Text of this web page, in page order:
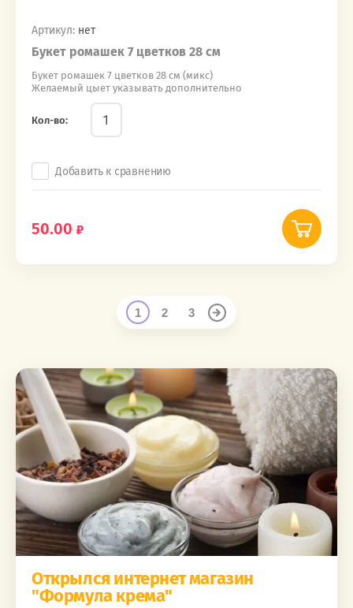
Артикул: нет
Букет ромашек 7 цветков 28 см
Букет ромашек 7 цветков 28 см (микс)
Желаемый цыет указывать дополнительно
Кол-во:
Добавить к сравнению
50.00
1 2 3
Открылся интернет магазин
"Формула крема"